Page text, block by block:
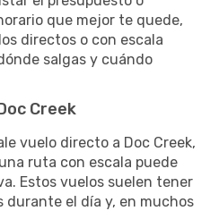
que mejor te quede,
directos o con escala
salgas y cuándo
Creek
vuelo directo a Doc Creek,
ruta con escala puede
Estos vuelos suelen tener
durante el día y, en muchos